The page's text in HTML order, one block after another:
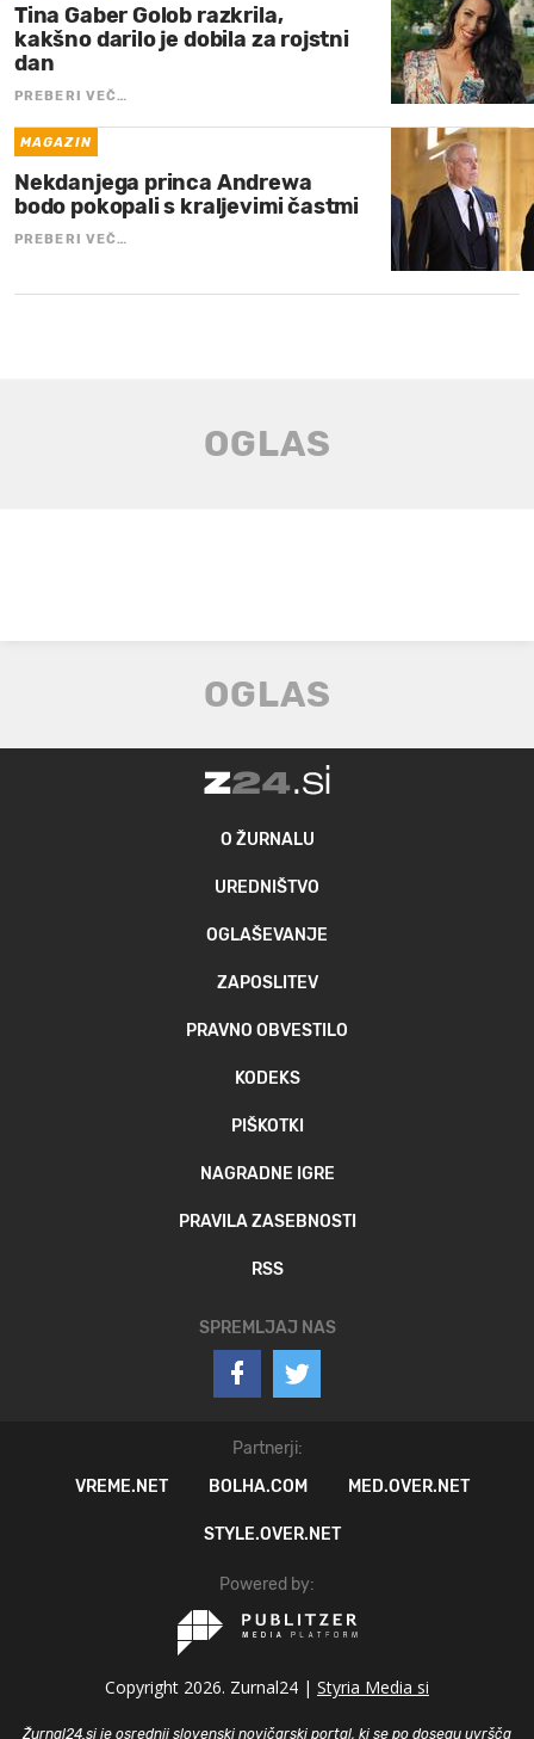
Tina Gaber Golob razkrila,
kakšno darilo je dobila za rojstni
dan
PREBERI VEČ…
MAGAZIN
Nekdanjega princa Andrewa
bodo pokopali s kraljevimi častmi
PREBERI VEČ…
O ŽURNALU
UREDNIŠTVO
OGLAŠEVANJE
ZAPOSLITEV
PRAVNO OBVESTILO
KODEKS
PIŠKOTKI
NAGRADNE IGRE
PRAVILA ZASEBNOSTI
RSS
SPREMLJAJ NAS
Partnerji:
VREME.NET
BOLHA.COM MED.OVER.NET
STYLE.OVER.NET
Powered by:
Copyright 2026. Zurnal24 | Styria Media si
Žurnal24.si je osrednji slovenski novičarski portal, ki se po dosegu uvršča